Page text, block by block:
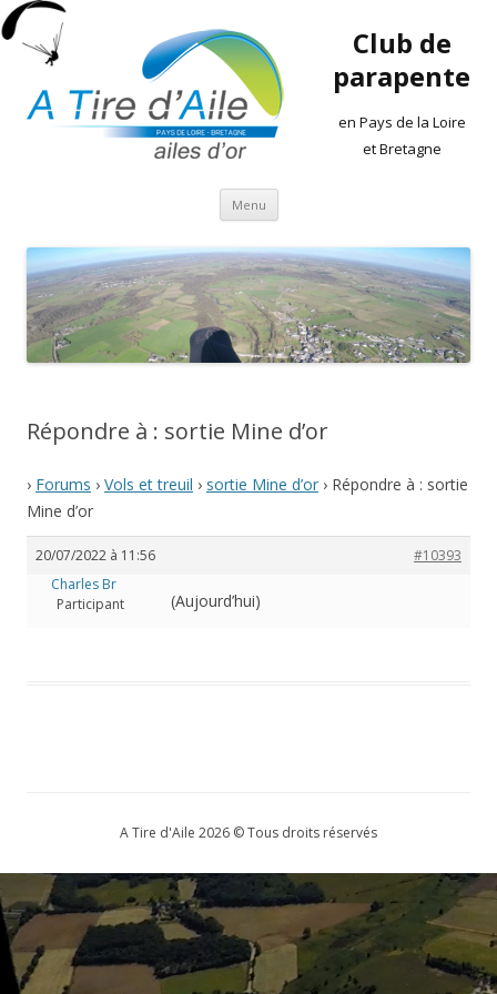
Club de
parapente
en Pays de la Loire
et Bretagne
Menu Aller
contenu
Répondre à : sortie Mine d’or
› Forums › Vols et treuil › sortie Mine d’or › Répondre à : sortie
Mine d’or
20/07/2022 à 11:56
#10393
Charles Br
Participant
(Aujourd’hui)
A Tire d'Aile 2026 © Tous droits réservés